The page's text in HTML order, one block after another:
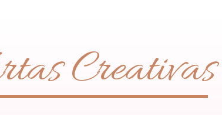
Creativas